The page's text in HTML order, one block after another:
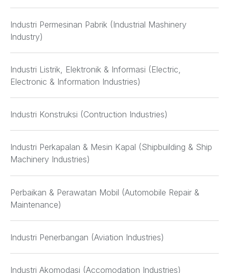
Industri Permesinan Pabrik (Industrial Mashinery
Industry)
Industri Listrik, Elektronik & Informasi (Electric,
Electronic & Information Industries)
Industri Konstruksi (Contruction Industries)
Industri Perkapalan & Mesin Kapal (Shipbuilding & Ship
Machinery Industries)
Perbaikan & Perawatan Mobil (Automobile Repair &
Maintenance)
Industri Penerbangan (Aviation Industries)
Industri Akomodasi (Accomodation Industries)